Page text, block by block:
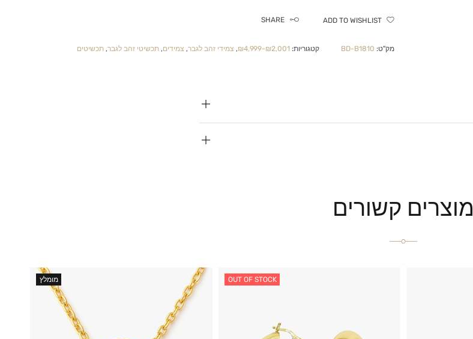
ADD TO WISHLIST
SHARE
מק"ט: BD-B1810 קטגוריות: ₪2,001-₪4,999
, צמידי זהב לגבר, צמידים, תכשיטי זהב לגבר, תכשיטים
מוצרים קשורים
OUT OF STOCK מומלץ